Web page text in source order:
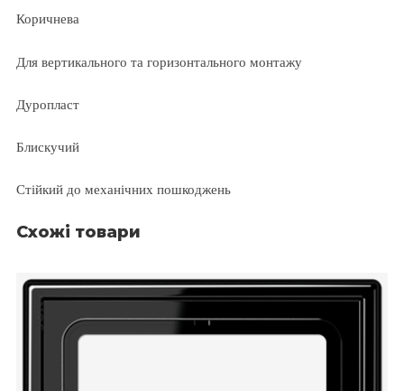
Коричнева
Для вертикального та горизонтального монтажу
Дуропласт
Блискучий
Стійкий до механічних пошкоджень
Схожі товари
JUNG